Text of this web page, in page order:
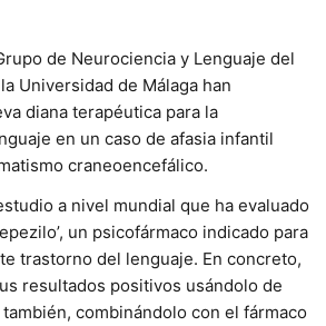
de Neurociencia y Lenguaje del
Universidad de Málaga han
diana terapéutica para la
en un caso de afasia infantil
craneoencefálico.
a nivel mundial que ha evaluado
un psicofármaco indicado para
trastorno del lenguaje. En concreto,
resultados positivos usándolo de
combinándolo con el fármaco